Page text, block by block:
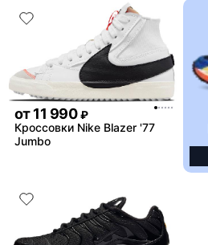
от11 990 ₽
Кроссовки Nike Blazer '77
Jumbo